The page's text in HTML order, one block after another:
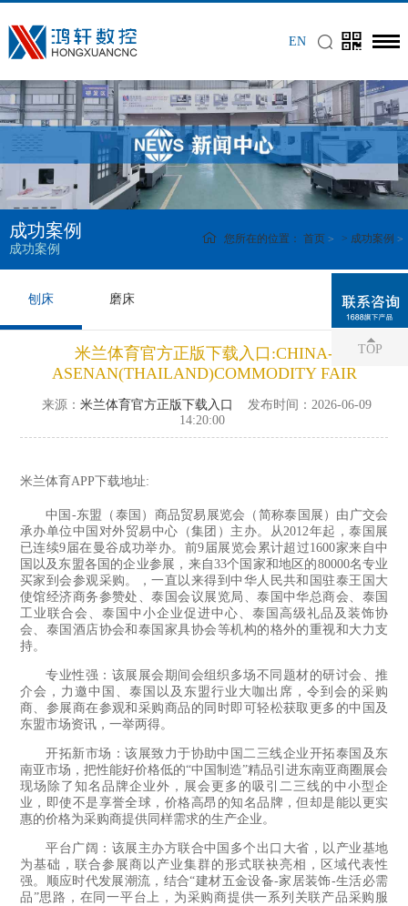
EN
成功案例
成功案例
刨床 磨床
您所在的位置： 首页 > 成功案例
米兰体育官方正版下载入口:CHINA-
ASENAN(THAILAND)COMMODITY FAIR
来源： 米兰体育官方正版下载入口
发布时间：2026-06-09
14:20:00
米兰体育APP下载地址:
中国-东盟（泰国）商品贸易展览会（简称泰国展）由广交会
承办单位中国对外贸易中心（集团）主办。从2012年起，泰国展
已连续9届在曼谷成功举办。前9届展览会累计超过1600家来自中
国以及东盟各国的企业参展，来自33个国家和地区的80000名专业
买家到会参观采购。，一直以来得到中华人民共和国驻泰王国大
使馆经济商务参赞处、泰国会议展览局、泰国中华总商会、泰国
工业联合会、泰国中小企业促进中心、泰国高级礼品及装饰协
会、泰国酒店协会和泰国家具协会等机构的格外的重视和大力支
持。
专业性强：该展展会期间会组织多场不同题材的研讨会、推
介会，力邀中国、泰国以及东盟行业大咖出席，令到会的采购
商、参展商在参观和采购商品的同时即可轻松获取更多的中国及
东盟市场资讯，一举两得。
开拓新市场：该展致力于协助中国二三线企业开拓泰国及东
南亚市场，把性能好价格低的“中国制造”精品引进东南亚商圈展会
现场除了知名品牌企业外，展会更多的吸引二三线的中小型企
业，即使不是享誉全球，价格高昂的知名品牌，但却是能以更实
惠的价格为采购商提供同样需求的生产企业。
平台广阔：该展主办方联合中国多个出口大省，以产业基地
为基础，联合参展商以产业集群的形式联袂亮相，区域代表性
强。顺应时代发展潮流，结合“建材五金设备-家居装饰-生活必需
品”思路，在同一平台上，为采购商提供一系列关联产品采购服
TOP